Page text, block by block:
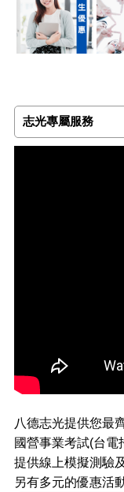
志光專屬服務
八德志光提供您最
國營事業考試(台
提供線上模擬測驗
另有多元的優惠活